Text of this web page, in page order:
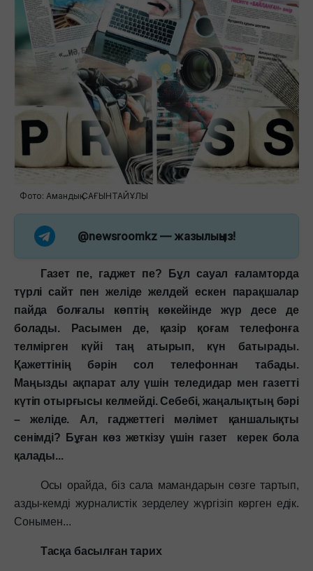
Фото: Амандық САҒЫНТАЙҰЛЫ
@newsroomkz — жазылыңыз!
Газет пе, гаджет пе? Бұл сауал ғаламторда
түрлі сайт пен желіде желдей ескен парақшалар
пайда болғалы көптің көкейінде жүр десе де
болады. Расымен де, қазір қоғам телефонға
телмірген күйі таң атырып, күн батырады.
Қажеттінің бәрін сол телефоннан табады.
Маңызды ақпарат алу үшін теледидар мен газетті
күтіп отырғысы келмейді. Себебі, жаңалықтың бәрі
– желіде. Ал, гаджеттегі мәлімет қаншалықты
сенімді? Бұған көз жеткізу үшін газет керек бола
қалады...
Осы орайда, біз сала мамандарын сөзге тартып,
азды-кемді журналистік зерделеу жүргізіп көрген едік.
Сонымен...
Тасқа басылған тарих